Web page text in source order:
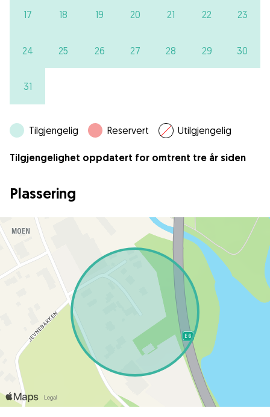
17 18 19 20 21 22 23
24 25 26 27 28 29 30
31
Tilgjengelig Reservert Utilgjengelig
Tilgjengelighet oppdatert for omtrent tre år siden
Plassering